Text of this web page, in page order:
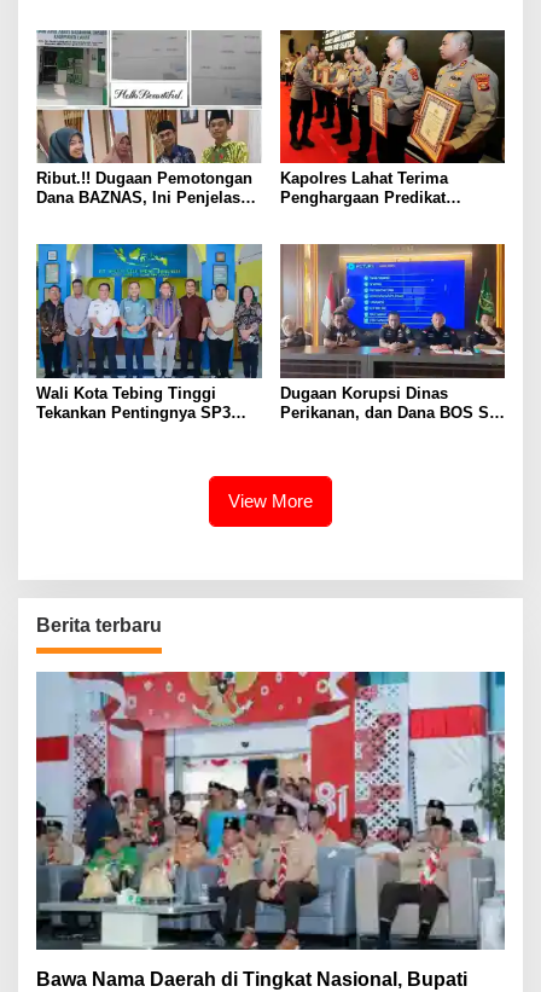
Ribut.!! Dugaan Pemotongan
Dana BAZNAS, Ini Penjelasan
Kapolres Lahat Terima
Penghargaan Predikat
Wali Kota Tebing Tinggi
Tekankan Pentingnya SP3
Dugaan Korupsi Dinas
Perikanan, dan Dana BOS SD
View More
Berita terbaru
Bawa Nama Daerah di Tingkat Nasional, Bupati